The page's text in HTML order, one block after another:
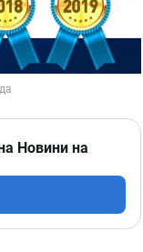
Новини на